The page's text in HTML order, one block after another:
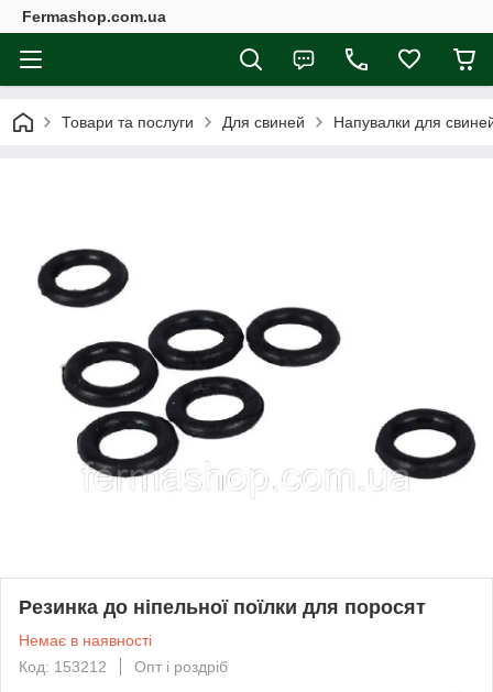
Fermashop.com.ua
Товари та послуги Для свиней Напувалки для
Резинка до ніпельної поїлки для поросят
Немає в наявності
Код: 153212
Опт і роздріб